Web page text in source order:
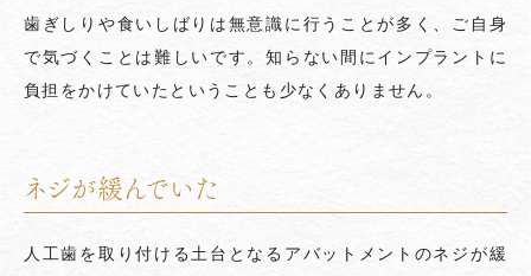
歯ぎしりや食いしばりは無意識に行うことが多く、ご自身
で気づくことは難しいです。知らない間にインプラントに
負担をかけていたということも少なくありません。
ネジが緩んでいた
人工歯を取り付ける土台となるアバットメントのネジが緩